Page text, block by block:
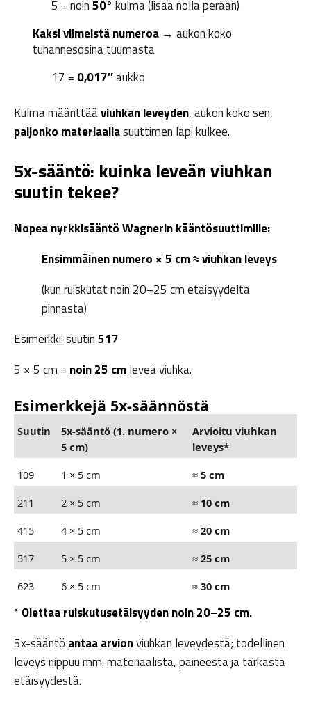
5 = noin50° kulma (lisää nolla perään)
Kaksi viimeistä numeroa → aukon koko
tuhannesosina tuumasta
17 = 0,017″aukko
Kulma määrittääviuhkan leveyden, aukon koko sen,
paljonko materiaaliasuuttimen läpi kulkee.
5x-sääntö: kuinka leveän viuhkan
suutin tekee?
Nopea nyrkkisääntö Wagnerin kääntösuuttimille:
Ensimmäinen numero × 5 cm ≈ viuhkan leveys
(kun ruiskutat noin 20–25 cm etäisyydeltä
pinnasta)
Esimerkki: suutin517
5 × 5 cm = noin 25 cmleveä viuhka.
Esimerkkejä 5x-säännöstä
Suutin
5x-sääntö (1. numero ×
5 cm)
Arvioitu viuhkan
leveys*
109
1 × 5 cm ≈5 cm
211
2 × 5 cm ≈ 10 cm
415
4 × 5 cm ≈20 cm
517
5 × 5 cm ≈25 cm
623
6 × 5 cm ≈30 cm
*Olettaa ruiskutusetäisyyden noin 20–25 cm.
5x-sääntö antaa arvionviuhkan leveydestä; todellinen
leveys riippuu mm. materiaalista, paineesta ja tarkasta
etäisyydestä.